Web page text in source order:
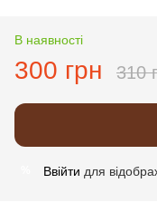
В наявності
300 грн 310
Ввійти для